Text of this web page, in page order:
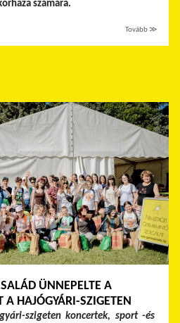
számára.
Tovább ≫
ÜNNEPELTE A
A HAJÓGYÁRI-SZIGETEN
szigeten koncertek, sport -és